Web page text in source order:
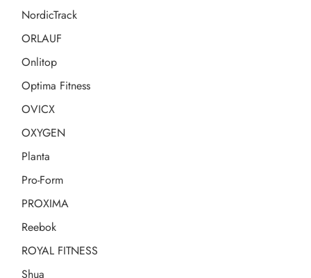
NordicTrack
ORLAUF
Onlitop
Optima Fitness
OVICX
OXYGEN
Planta
Pro-Form
PROXIMA
Reebok
ROYAL FITNESS
Shua